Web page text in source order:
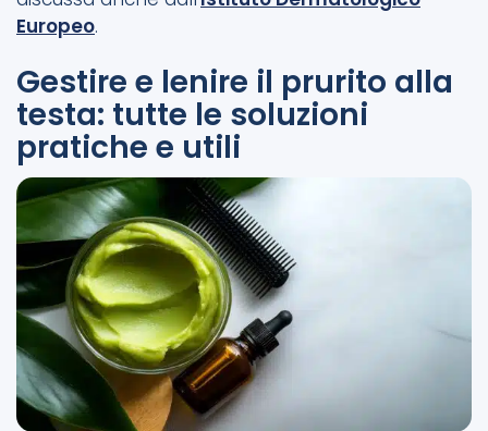
Europeo.
Gestire e lenire il prurito alla
testa: tutte le soluzioni
pratiche e utili